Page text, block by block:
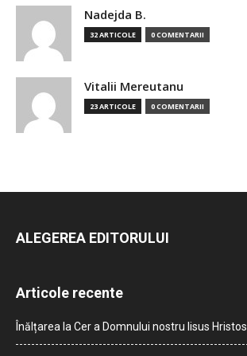
Nadejda B.
32 ARTICOLE 0 COMENTARII
Vitalii Mereutanu
23 ARTICOLE 0 COMENTARII
ALEGEREA EDITORULUI
Articole recente
Înălțarea la Cer a Domnului nostru Iisus Hristos